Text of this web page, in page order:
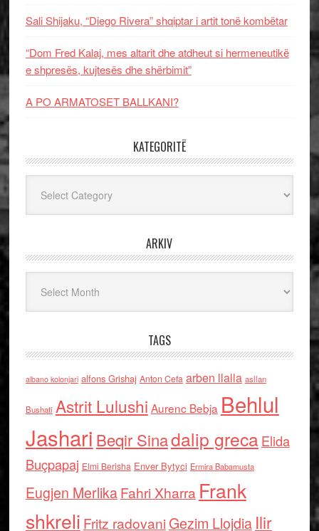
Sali Shijaku, “Diego Rivera” shqiptar i artit tonë kombëtar
“Dom Fred Kalaj, mes altarit dhe atdheut si hermeneutikë
e shpresës, kujtesës dhe shërbimit”
A PO ARMATOSET BALLKANI?
KATEGORITË
ARKIV
TAGS
albano kolonjari alfons Grishaj Anton Cefa arben llalla asllan
Bushati Astrit Lulushi Aurenc Bebja Behlul
Jashari Beqir Sinadalip grecaElida
Buçpapaj Elmi Berisha Enver Bytyci Ermira Babamusta
Eugjen MerlikaFahri Xharra Frank
shkreli Fritz radovaniGezim Llojdia Ilir